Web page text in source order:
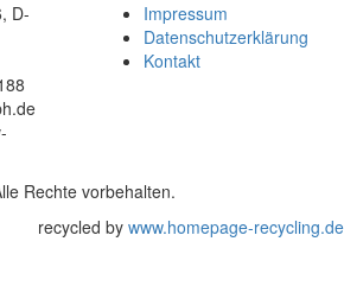
D-
Impressum
Datenschutzerklärung
Kontakt
Rechte vorbehalten.
recycled by www.homepage-recycling.de